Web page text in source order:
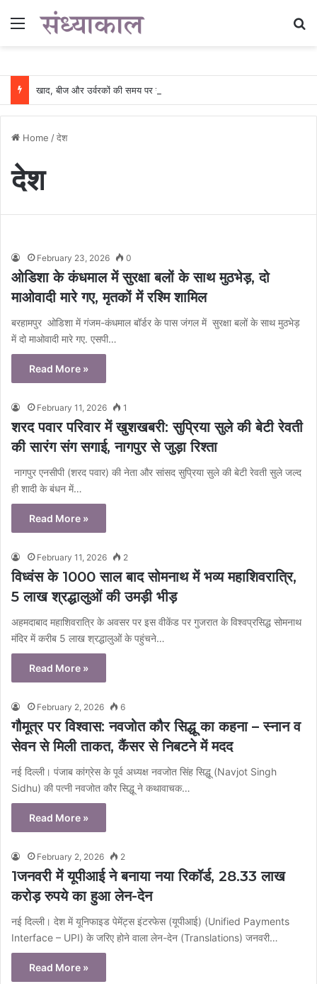
Menu
Home /देश
देश
February 23, 2026 0
ओडिशा के कंधमाल में सुरक्षा बलों के साथ मुठभेड़, दो
माओवादी मारे गए, मृतकों में रश्मि शामिल
बरहामपुर ओडिशा में गंजम-कंधमाल बॉर्डर के पास जंगल में सुरक्षा बलों के साथ मुठभेड़
में दो माओवादी मारे गए. एसपी…
Read More »
February 11, 2026 1
शरद पवार परिवार में खुशखबरी: सुप्रिया सुले की बेटी रेवती
की सारंग संग सगाई, नागपुर से जुड़ा रिश्ता
नागपुर एनसीपी (शरद पवार) की नेता और सांसद सुप्रिया सुले की बेटी रेवती सुले जल्द
ही शादी के बंधन में…
Read More »
February 11, 2026 2
विध्वंस के 1000 साल बाद सोमनाथ में भव्य महाशिवरात्रि,
5 लाख श्रद्धालुओं की उमड़ी भीड़
अहमदाबाद महाशिवरात्रि के अवसर पर इस वीकेंड पर गुजरात के विश्वप्रसिद्ध सोमनाथ
मंदिर में करीब 5 लाख श्रद्धालुओं के पहुंचने…
Read More »
February 2, 2026 6
गौमूत्र पर विश्वास: नवजोत कौर सिद्धू का कहना – स्नान व
सेवन से मिली ताकत, कैंसर से निबटने में मदद
नई दिल्ली। पंजाब कांग्रेस के पूर्व अध्यक्ष नवजोत सिंह सिद्धू (Navjot Singh
Sidhu) की पत्नी नवजोत कौर सिद्धू ने कथावाचक…
Read More »
February 2, 2026 2
1️जनवरी में यूपीआई ने बनाया नया रिकॉर्ड, 28.33 लाख
करोड़ रुपये का हुआ लेन-देन
नई दिल्‍ली। देश में यूनिफाइड पेमेंट्स इंटरफेस (यूपीआई) (Unified Payments
Interface – UPI) के जरिए होने वाला लेन-देन (Translations) जनवरी…
Read More »